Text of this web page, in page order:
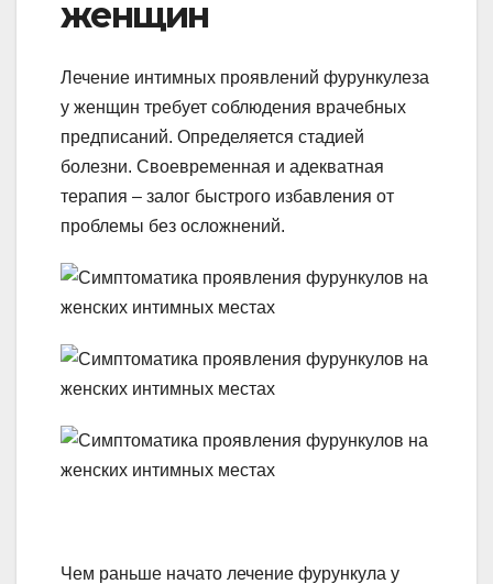
женщин
Лечение интимных проявлений фурункулеза
у женщин требует соблюдения врачебных
предписаний. Определяется стадией
болезни. Своевременная и адекватная
терапия – залог быстрого избавления от
проблемы без осложнений.
Чем раньше начато лечение фурункула у